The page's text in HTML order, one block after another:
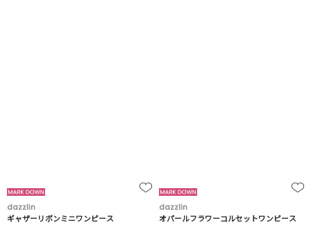
dazzlin
ギャザーリボンミニワンピース
dazzlin
オパールフラワーコルセットワンピース